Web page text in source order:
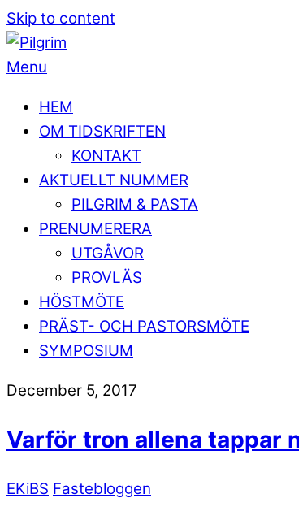
Skip to content
Menu
HEM
OM TIDSKRIFTEN
KONTAKT
AKTUELLT NUMMER
PILGRIM & PASTA
PRENUMERERA
UTGÅVOR
PROVLÄS
HÖSTMÖTE
PRÄST- OCH PASTORSMÖTE
SYMPOSIUM
December 5, 2017
Varför tron allena tappar
EKiBS Fastebloggen